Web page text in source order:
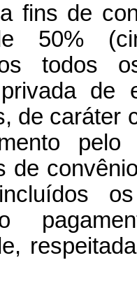
fins de
50%
todos
de
de caráter
de